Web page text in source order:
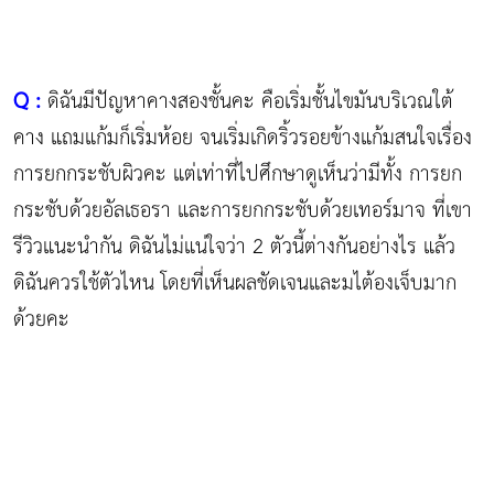
Q :ดิฉันมีปัญหาคางสองชั้นคะ คือเริ่มชั้นไขมันบริเวณใต้
คาง แถมแก้มก็เริ่มห้อย จนเริ่มเกิดริ้วรอยข้างแก้มสนใจเรื่อง
การยกกระชับผิวคะ แต่เท่าที่ไปศึกษาดูเห็นว่ามีทั้ง การยก
กระชับด้วยอัลเธอรา และการยกกระชับด้วยเทอร์มาจ ที่เขา
รีวิวแนะนำกัน ดิฉันไม่แน่ใจว่า 2 ตัวนี้ต่างกันอย่างไร แล้ว
ดิฉันควรใช้ตัวไหน โดยที่เห็นผลชัดเจนและมไต้องเจ็บมาก
ด้วยคะ